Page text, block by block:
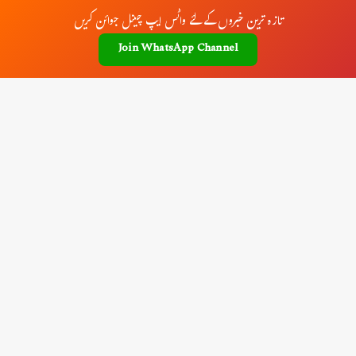
تازہ ترین خبروں کے لئے واٹس ایپ چینل جوائن کریں
Join WhatsApp Channel